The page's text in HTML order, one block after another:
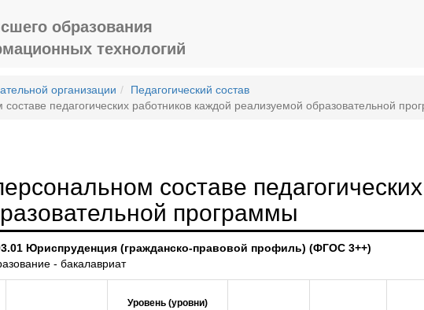
образования
технологий
организации
Педагогический состав
педагогических работников каждой реализуемой образовательной
составе
программы
Юриспруденция (гражданско-правовой профиль) (ФГОС 3++)
- бакалавриат
Уровень (уровни)